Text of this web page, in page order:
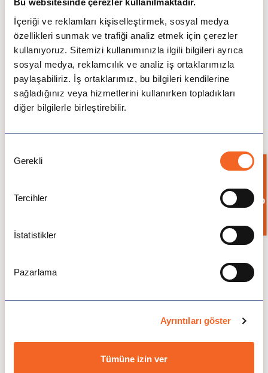
Bu websitesinde çerezler kullanılmaktadır.
İçeriği ve reklamları kişiselleştirmek, sosyal medya
özellikleri sunmak ve trafiği analiz etmek için çerezler
kullanıyoruz. Sitemizi kullanımınızla ilgili bilgileri ayrıca
sosyal medya, reklamcılık ve analiz iş ortaklarımızla
paylaşabiliriz. İş ortaklarımız, bu bilgileri kendilerine
sağladığınız veya hizmetlerini kullanırken topladıkları
diğer bilgilerle birleştirebilir.
Seçimi
Gerekli
Tercihler
İstatistikler
Pazarlama
Ayrıntıları göster
Tümüne izin ver
Master
Programları
£19,500-£24,000 £25,000
Başvuru Dönemi ve Tarihleri
Konaklama
da öğrenci evlerinde kalabilirsiniz. ICES Turkey
Yurtdışı Eğitim Danışmanlık olarak öğrencilerimizin
seçeneklerini sunarız. İngiltere’de yaşam masrafları
göstermektedir. Londra’da daha fazla masrafla
Ortalama konaklama ve yeme-içme, sosyal yaşam
giderleri ile yıllık £9,000-15,000 arasında olabilir. Bu
meblağ öğrencinin harcama standartlarına göre
değişiklik gösterebilir.
Bilgi İste